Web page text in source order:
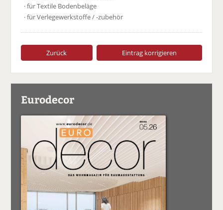
· für Textile Bodenbeläge
· für Verlegewerkstoffe / -zubehör
Zurück Eintrag korrigieren
Eurodecor